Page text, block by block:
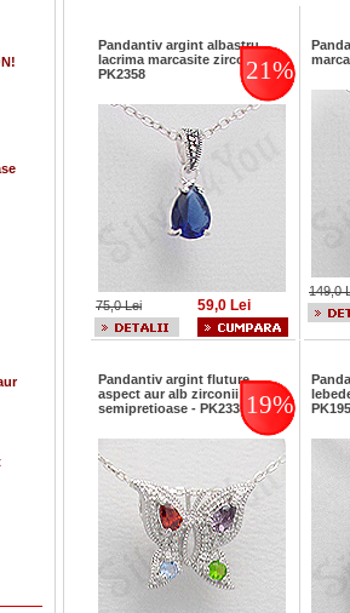
Pandantiv argint albastru
lacrima marcasite zirconiu -
PK2358
21%
75,0 Lei 59,0 Lei
149,0
Pandantiv argint fluture
aspect aur alb zirconii pietre
semipretioase - PK2335 19%